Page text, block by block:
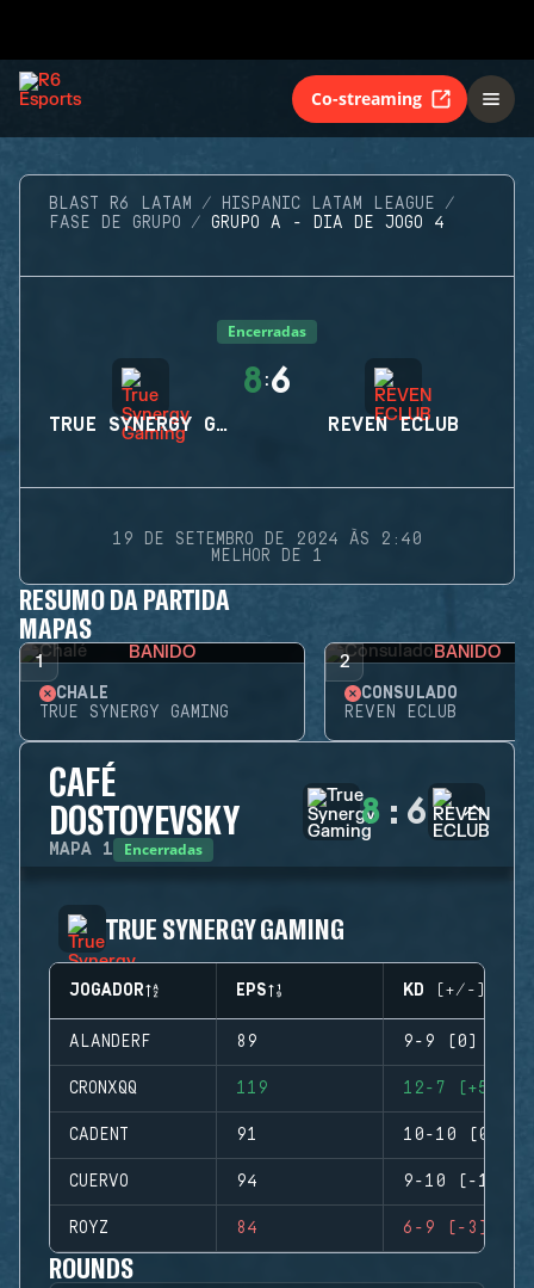
Co-streaming
BLAST R6 LATAM
HISPANIC LATAM LEAGUE
FASE DE GRUPO
GRUPO A - DIA DE JOGO 4
Encerradas
TRUE SYNERGY GAMING
8 :6
REVEN ECLUB
19 DE SETEMBRO DE 2024 ÀS 2:40
MELHOR DE 1
RESUMO DA PARTIDA
MAPAS
1 BANIDO
CHALÉ
TRUE SYNERGY GAMING
2 BANIDO
CONSULADO
REVEN ECLUB
CAFÉ
DOSTOYEVSKY
MAPA 1 Encerradas
8 : 6
TRUE SYNERGY GAMING
JOGADOR EPS KD (+/-)
ALANDERF 89 9-9 (0)
CRONXQQ 119 12-7 (+5)
CADENT 91 10-10 (0)
CUERVO 94 9-10 (-1)
ROYZ 84 6-9 (-3)
ROUNDS